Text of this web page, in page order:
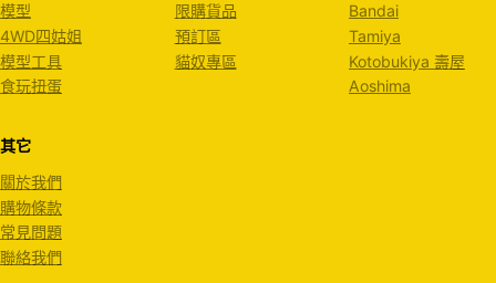
模型
4WD四姑姐
模型工具
食玩扭蛋
限購貨品
預訂區
貓奴專區
Bandai
Tamiya
Kotobukiya 壽屋
Aoshima
其它
關於我們
購物條款
常見問題
聯絡我們